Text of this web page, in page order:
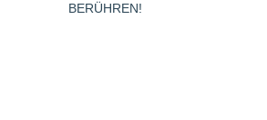
BERÜHREN!